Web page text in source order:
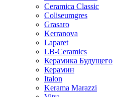
Ceramica Classic
Coliseumgres
Grasaro
Kerranova
Laparet
LB-Ceramics
Керамика Будущего
Керамин
Italon
Kerama Marazzi